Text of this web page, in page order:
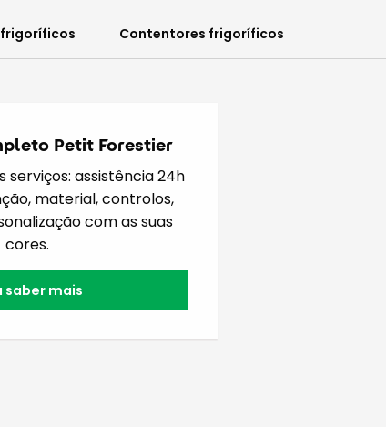
frigoríficos Contentores frigoríficos
Petit Forestier
serviços: assistência 24h
material, controlos,
com as suas
cores.
saber mais